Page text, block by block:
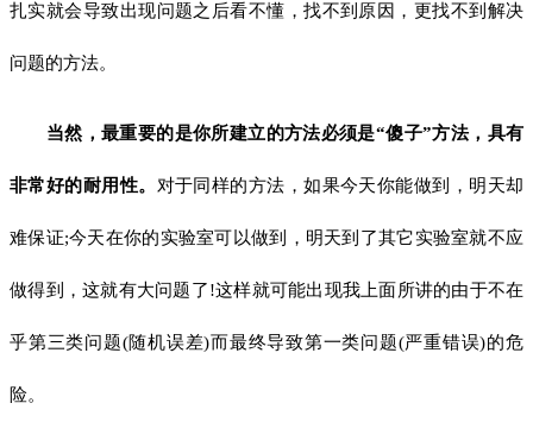
扎实就会导致出现问题之后看不懂，找不到原因，更找不到解决
问题的方法。
当然，最重要的是你所建立的方法必须是“傻子”方法，具有
非常好的耐用性。 对于同样的方法，如果今天你能做到，明天却
难保证;今天在你的实验室可以做到，明天到了其它实验室就不应
做得到，这就有大问题了!这样就可能出现我上面所讲的由于不在
乎第三类问题(随机误差)而最终导致第一类问题(严重错误)的危
险。